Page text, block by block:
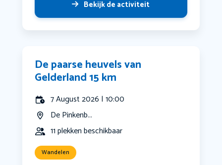
Bekijk de activiteit
De paarse heuvels van
Gelderland 15 km
7 August 2026 | 10:00
De Pinkenb...
11 plekken beschikbaar
Wandelen